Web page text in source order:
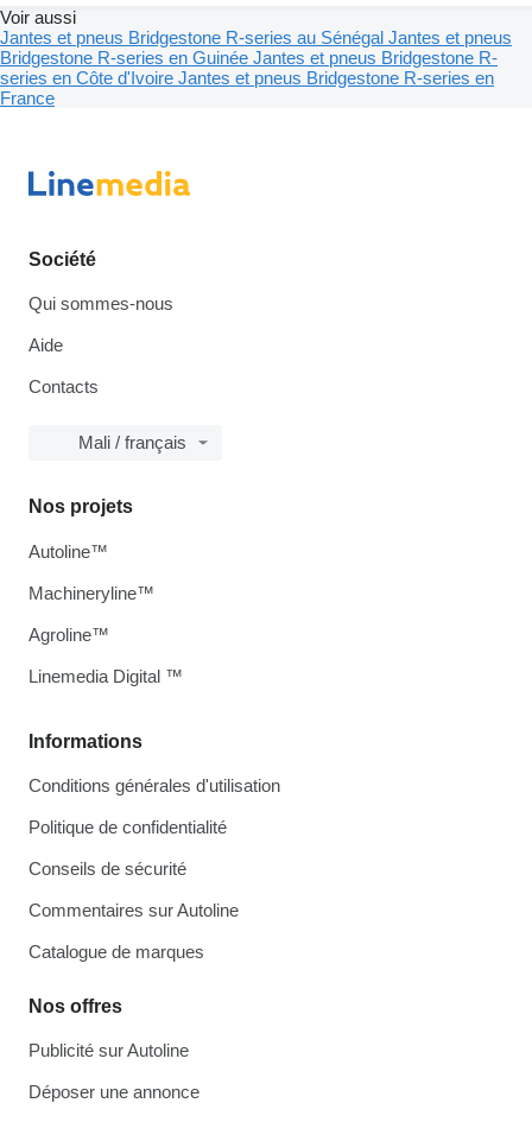
Voir aussi
Jantes et pneus Bridgestone R-series au Sénégal Jantes et pneus
Bridgestone R-series en Guinée Jantes et pneus Bridgestone R-
series en Côte d'Ivoire Jantes et pneus Bridgestone R-series en
France
Société
Qui sommes-nous
Aide
Contacts
Mali / français
Informations
Conditions générales d'utilisation
Politique de confidentialité
Conseils de sécurité
Commentaires sur Autoline
Catalogue de marques
Nos offres
Publicité sur Autoline
Déposer une annonce
Nos projets
Autoline™
Machineryline™
Agroline™
Linemedia Digital ™